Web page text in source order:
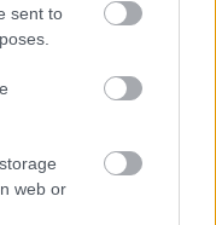
sent to
web or
a
rendezések
igazgatója szabad